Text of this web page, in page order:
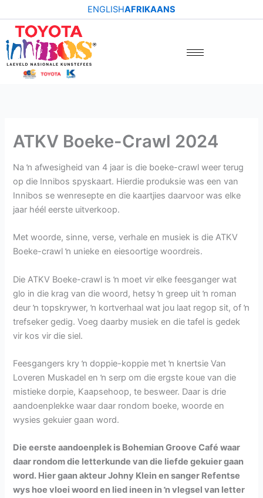
to
content
ENGLISHAFRIKAANS
ATKV Boeke-Crawl 2024
Na ŉ afwesigheid van 4 jaar is die boeke-crawl weer terug
op die Innibos spyskaart. Hierdie produksie was een van
Innibos se wenresepte en die kaartjies daarvoor was elke
jaar héél eerste uitverkoop.
Met woorde, sinne, verse, verhale en musiek is die ATKV
Boeke-crawl ŉ unieke en eiesoortige woordreis.
Die ATKV Boeke-crawl is ŉ moet vir elke feesganger wat
glo in die krag van die woord, hetsy ŉ greep uit ŉ roman
deur ŉ topskrywer, ŉ kortverhaal wat jou laat regop sit, of ŉ
trefseker gedig. Voeg daarby musiek en die tafel is gedek
vir kos vir die siel.
Feesgangers kry ŉ doppie-koppie met ŉ knertsie Van
Loveren Muskadel en ŉ serp om die ergste koue van die
mistieke dorpie, Kaapsehoop, te besweer. Daar is drie
aandoenplekke waar daar rondom boeke, woorde en
wysies gekuier gaan word.
Die eerste aandoenplek is Bohemian Groove Café waar
daar rondom die letterkunde van die liefde gekuier gaan
word. Hier gaan akteur Johny Klein en sanger Refentse
wys hoe vloei woord en lied ineen in ŉ vlegsel van letter